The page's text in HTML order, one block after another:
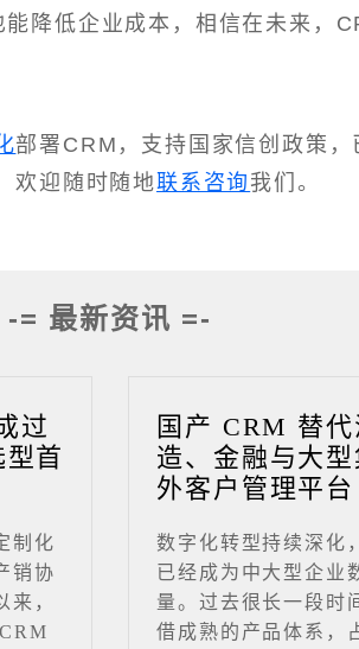
降低企业成本，相信在未来，
部署CRM，支持国家信创政策
欢迎随时随地联系咨询 我们。
-= 最新资讯 =-
过
首
制化
销协
来，
国产 CRM 替代
造、金融与大
外客户管理平台
数字化转型持续深化
已经成为中大型企业
量。过去很长一段时
借成熟的产品体系，